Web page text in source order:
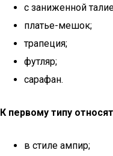
с заниженной
платье-мешок;
трапеция;
футляр;
сарафан.
К первому типу
в стиле ампир;